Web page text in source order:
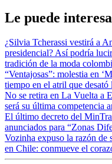
Le puede
¿Silvia Tcherassi vestirá a
presidencial? Así podría
tradición de la moda
“Ventajosas”: molestia en
tiempo en el atril que
No se retira en La Vuelta a
será su última competencia
El último decreto del
anunciados para “Zonas
Vozinha expuso la razón de
en Chile: conmueve el